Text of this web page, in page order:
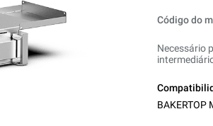
Código do
Necessário
BAKERTOP